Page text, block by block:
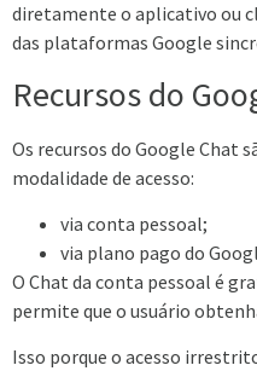
diretamente o aplicativo ou
das plataformas Google
Recursos do
Os recursos do Google Chat
modalidade de acesso:
via conta pessoal;
via plano pago do
O Chat da conta pessoal é
permite que o usuário
Isso porque o acesso